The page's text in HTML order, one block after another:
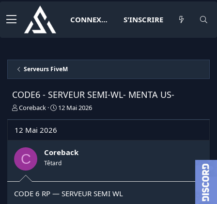
CONNEXION S'INSCRIRE
Serveurs FiveM
CODE6 - SERVEUR SEMI-WL- MENTA US-
I
t
a
e
u
d
Coreback
D
e
d
é
t
12 Mai 2026
12 Mai 2026
C Coreback
Têtard
CODE 6 RP — SERVEUR SEMI WL